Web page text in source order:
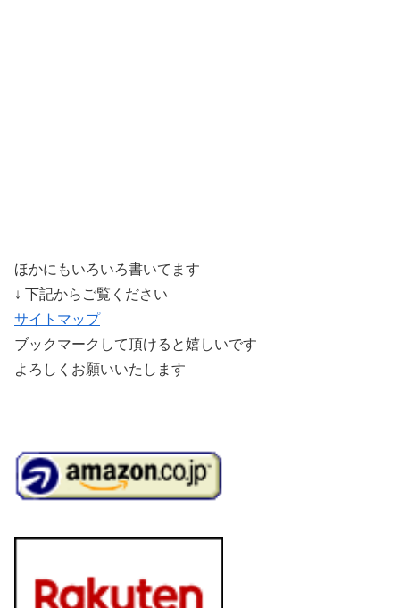
ほかにもいろいろ書いてます
↓ 下記からご覧ください
サイトマップ
ブックマークして頂けると嬉しいです
よろしくお願いいたします